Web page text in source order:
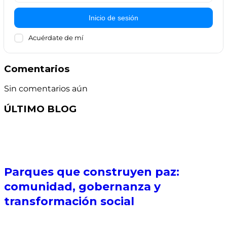
Inicio de sesión
Acuérdate de mí
Comentarios
Sin comentarios aún
ÚLTIMO BLOG
Parques que construyen paz:
comunidad, gobernanza y
transformación social